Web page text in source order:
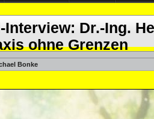
Interview: Dr.-Ing.
ohne Grenzen
Bonke